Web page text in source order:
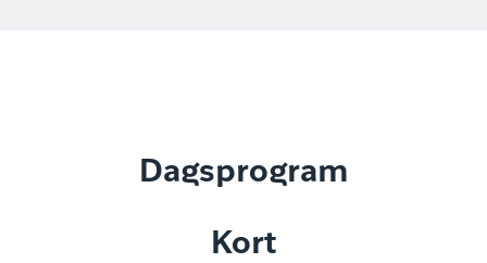
Dagsprogram
Kort